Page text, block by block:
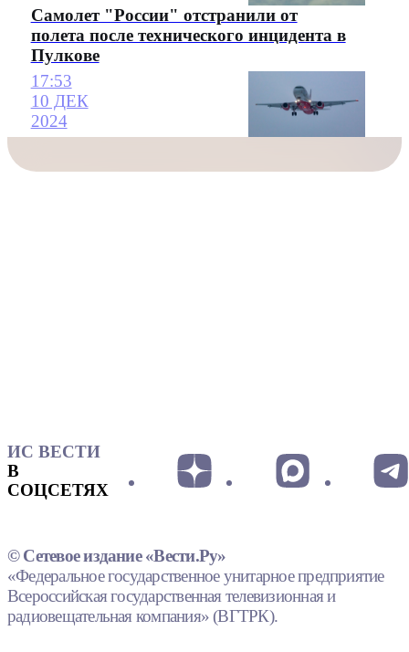
Самолет "России" отстранили от
полета после технического инцидента в
Пулкове
17:53
10 ДЕК
2024
ИС ВЕСТИ
В
СОЦСЕТЯХ
© Сетевое издание «Вести.Ру»
«Федеральное государственное унитарное предприятие
Всероссийская государственная телевизионная и
радиовещательная компания» (ВГТРК).